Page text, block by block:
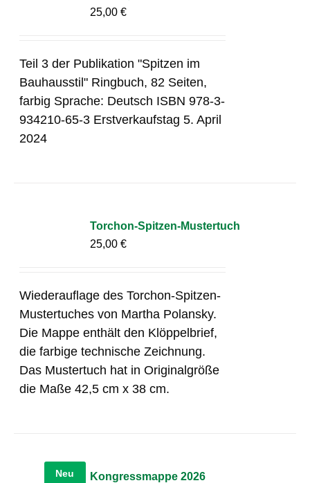
25,00€
Teil 3 der Publikation "Spitzen im
Bauhausstil" Ringbuch, 82 Seiten,
farbig Sprache: Deutsch ISBN 978-3-
934210-65-3 Erstverkaufstag 5. April
2024
Torchon-Spitzen-Mustertuch
25,00€
Wiederauflage des Torchon-Spitzen-
Mustertuches von Martha Polansky.
Die Mappe enthält den Klöppelbrief,
die farbige technische Zeichnung.
Das Mustertuch hat in Originalgröße
die Maße 42,5 cm x 38 cm.
Neu
Kongressmappe 2026